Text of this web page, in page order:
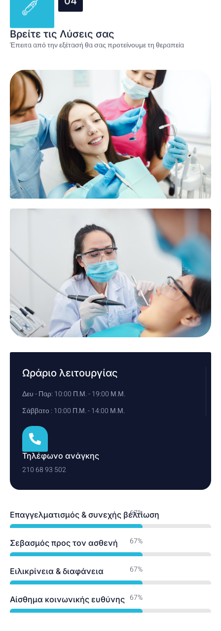
Βρείτε τις Λύσεις σας
Έπειτα από την εξέτασή θα σας προτείνουμε τη θεραπεία
Ωράριο λειτουργίας
Δευ - Παρ: 10:00 Π.Μ. - 19:00 Μ.Μ.
Σάββατο : 10:00 Π.Μ. - 14:00 Μ.Μ.
Τηλέφωνο ανάγκης
210 68 93 502
Επαγγελματισμός & συνεχής βελτίωση
Σεβασμός προς τον ασθενή
Ειλικρίνεια & διαφάνεια
Αίσθημα κοινωνικής ευθύνης